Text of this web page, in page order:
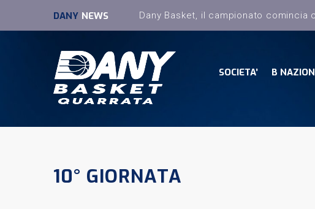
DANY NEWS
SOCIETA’ B
10° GIORNATA